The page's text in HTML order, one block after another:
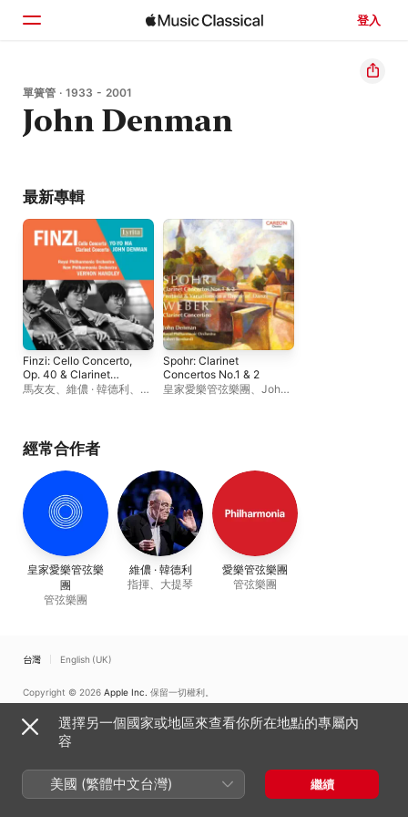
登入
首頁
瀏覽
單簧管 · 1933 - 2001
John Denman
最新專輯
Finzi: Cello Concerto,
Op. 40 & Clarinet
Concerto, Op. 31
馬友友、 維儂 · 韓德利、
Spohr: Clarinet
Concertos No.1 & 2
皇家愛樂管弦樂團、 John
經常合作者
皇家愛樂管弦樂
團
管弦樂團
維儂 · 韓德利
指揮、大提琴
愛樂管弦樂團
管弦樂團
台灣 English (UK)
Copyright © 2026 Apple Inc. 保留一切權利。
選擇另一個國家或地區來查看你所在地點的專屬內
容
美國 (繁體中文台灣) 繼續